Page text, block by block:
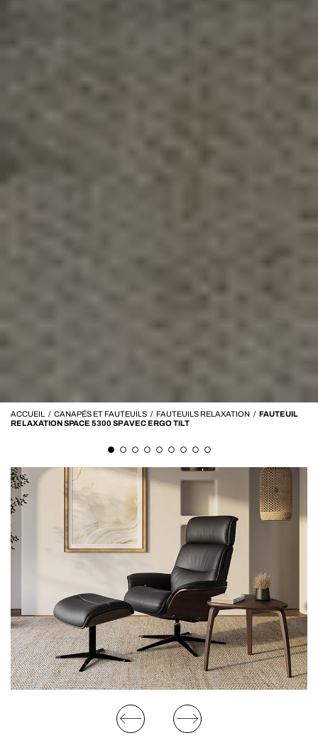
ACCUEIL / CANAPÉS ET FAUTEUILS / FAUTEUILS RELAXATION / FAUTEUIL
RELAXATION SPACE 5300 SP AVEC ERGO TILT